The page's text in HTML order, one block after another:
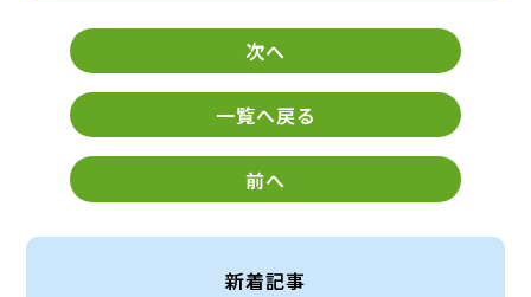
次へ
一覧へ戻る
前へ
新着記事